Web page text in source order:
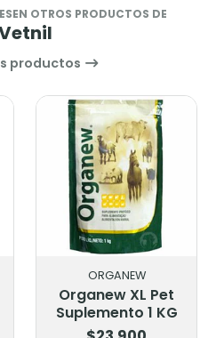
OTROS PRODUCTOS DE
productos
ORGANEW
Organew XL Pet
Suplemento 1 KG